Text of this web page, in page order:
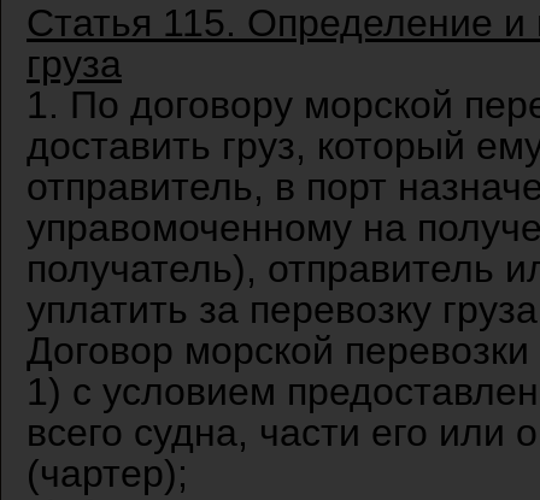
Статья 115. Определение и
груза
1. По договору морской
доставить груз, который
отправитель, в порт
управомоченному на
получатель), отправитель
уплатить за перевозку
Договор морской
1) с условием
всего судна, части его
(чартер);